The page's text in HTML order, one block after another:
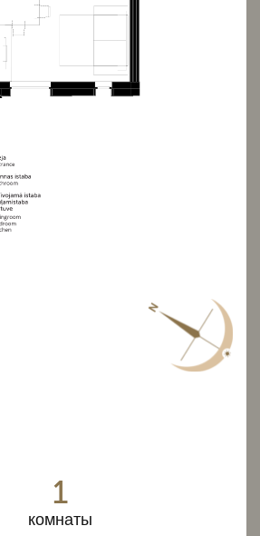
1
комнаты